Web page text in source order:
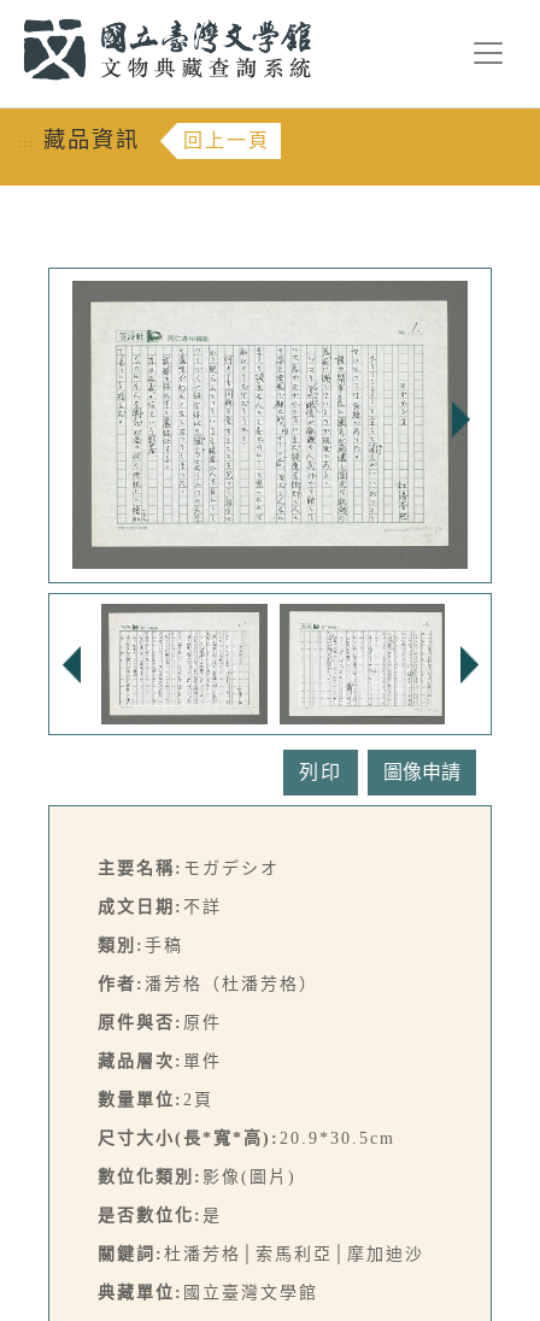
::: 藏品資訊 回上一頁
列印
主要名稱: モガデシオ
成文日期: 不詳
類別: 手稿
作者: 潘芳格（杜潘芳格）
原件與否: 原件
藏品層次: 單件
數量單位: 2頁
尺寸大小(長*寬*高): 20.9*30.5cm
數位化類別: 影像(圖片)
是否數位化: 是
關鍵詞: 杜潘芳格│索馬利亞│摩加迪沙
典藏單位: 國立臺灣文學館